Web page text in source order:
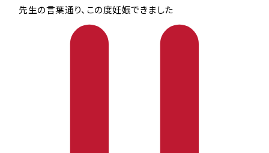
先生の言葉通り、この度妊娠できました